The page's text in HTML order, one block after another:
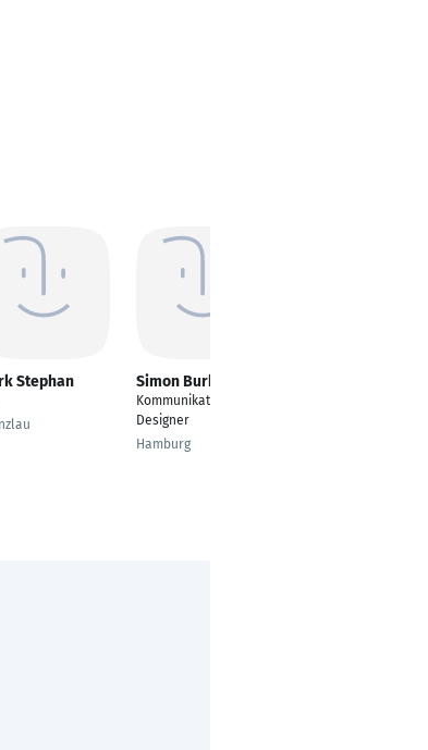
Stephan Simon Burks
Kommunikations-
Designer
Hamburg